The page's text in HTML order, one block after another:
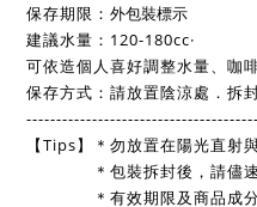
保存期限： 外包裝標示
建議水量：120-180cc·
可依造個人喜好調整水量、咖
保存方式：請放置陰涼處．拆
【Tips】＊勿放置在陽光直射
＊包裝拆封
＊有效期限及